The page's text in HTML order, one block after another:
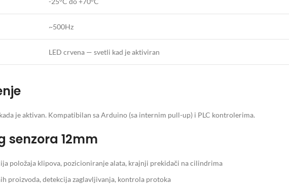
~500Hz
LED crvena — svetli kad je aktiviran
je aktivan. Kompatibilan sa Arduino (sa internim pull-up) i PLC kontrolerima.
senzora 12mm
položaja klipova, pozicioniranje alata, krajnji prekidači na cilindrima
proizvoda, detekcija zaglavljivanja, kontrola protoka